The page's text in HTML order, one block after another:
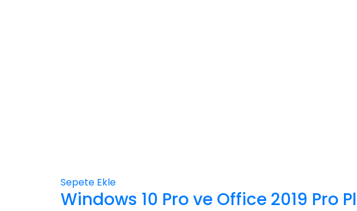
Sepete Ekle
Windows 10 Pro ve Office 2019 Pro